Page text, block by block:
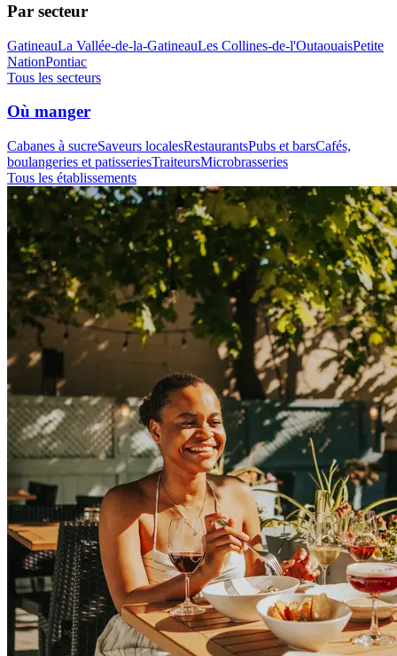
Par secteur
GatineauLa Vallée-de-la-GatineauLes Collines-de-l'OutaouaisPetite
NationPontiac
Tous les secteurs
Où manger
Cabanes à sucreSaveurs localesRestaurantsPubs et barsCafés,
boulangeries et patisseriesTraiteursMicrobrasseries
Tous les établissements